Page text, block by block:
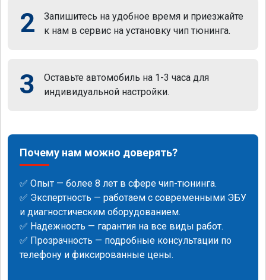
2
Запишитесь на удобное время и приезжайте
к нам в сервис на установку чип тюнинга.
3
Оставьте автомобиль на 1-3 часа для
индивидуальной настройки.
Почему нам можно доверять?
✅ Опыт — более 8 лет в сфере чип-тюнинга.
✅ Экспертность — работаем с современными ЭБУ
и диагностическим оборудованием.
✅ Надежность — гарантия на все виды работ.
✅ Прозрачность — подробные консультации по
телефону и фиксированные цены.